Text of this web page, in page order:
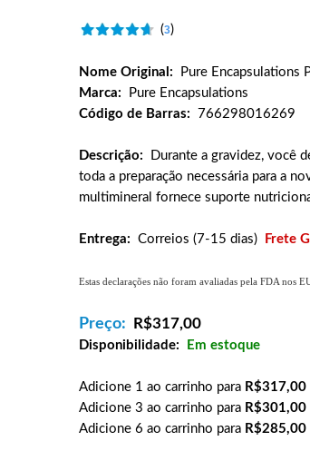
(3)
Nome Original:
Pure Encapsulations
Marca:
Pure Encapsulations
Código de Barras:
766298016269
Descrição:
Durante a gravidez, você
toda a preparação necessária para a
multimineral fornece suporte
Entrega: Correios (7-15 dias) Frete
Estas declarações não foram avaliadas pela FDA nos
Preço: R$317,00
Disponibilidade: Em estoque
Adicione 1 ao carrinho para R$317,00
Adicione 3 ao carrinho para R$301,00
Adicione 6 ao carrinho para R$285,00